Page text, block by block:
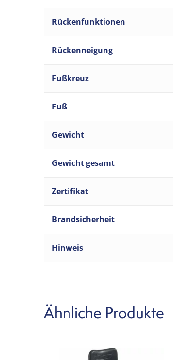
Rückenfunktionen
Rückenneigung
Fußkreuz
Fuß
Gewicht
Gewicht gesamt
Zertifikat
Brandsicherheit
Hinweis
Ähnliche Produkte